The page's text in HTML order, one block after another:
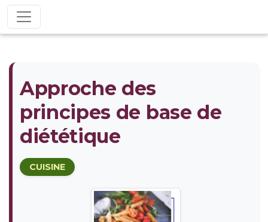
Approche des
principes de base de
diététique
CUISINE